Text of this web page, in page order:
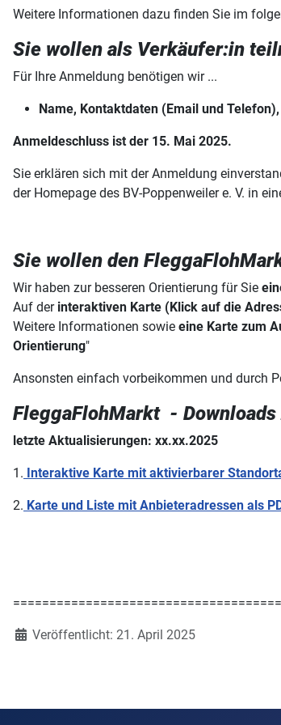
Weitere Informationen dazu finden Sie im
Sie wollen als Verkäufer:in
Für Ihre Anmeldung benötigen wir ...
Name, Kontaktdaten (Email und
Anmeldeschluss ist der 15. Mai 2025.
Sie erklären sich mit der Anmeldung
der Homepage des BV-Poppenweiler e. V. in
Sie wollen den
Wir haben zur besseren Orientierung für Sie
Auf derinteraktiven Karte (Klick auf die
Weitere Informationen sowie eine Karte zum
Orientierung"
Ansonsten einfach vorbeikommen und durch
FleggaFlohMarkt -
letzte Aktualisierungen: xx.xx.2025
1. Interaktive Karte mit aktivierbarer
2. Karte und Liste mit Anbieteradressen als
DetailsVeröffentlicht: 21. April 2025